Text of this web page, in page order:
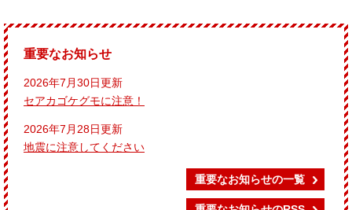
重要なお知らせ
2026年7月30日更新
セアカゴケグモに注意！
2026年7月28日更新
地震に注意してください
重要なお知らせの一覧